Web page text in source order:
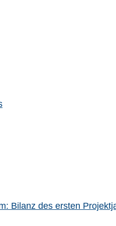
Bilanz des ersten